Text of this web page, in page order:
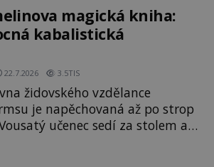
magická kniha:
kabalistická
22.7.2026 3.5TIS
židovského vzdělance
je napěchovaná až po strop
učenec sedí za stolem a
jeden z nejzáhadnějších